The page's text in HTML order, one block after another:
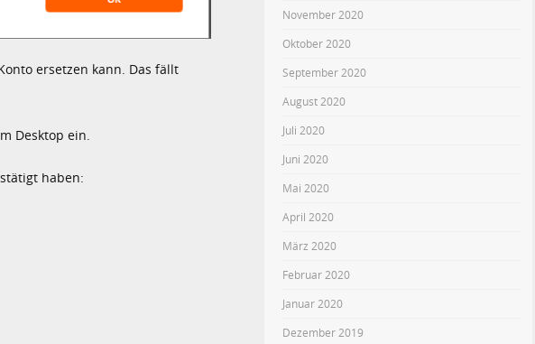
ersetzen kann. Das fällt
Desktop ein.
haben:
November 2020
Oktober 2020
September 2020
August 2020
Juli 2020
Juni 2020
Mai 2020
April 2020
März 2020
Februar 2020
Januar 2020
Dezember 2019